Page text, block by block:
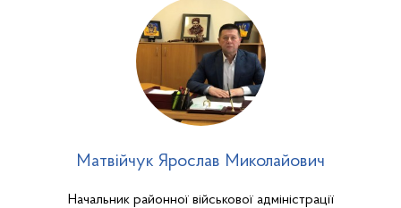
Матвійчук Ярослав Миколайович
Начальник районної військової адміністрації